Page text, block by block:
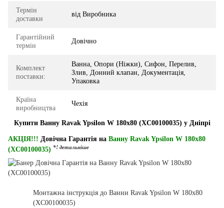
Термін
доставки
від Виробника
Гарантійний
термін
Довічно
Комплект
поставки:
Ванна, Опори (Ніжки), Сифон, Перелив,
Злив, Донний клапан, Документація,
Упаковка
Країна
виробництва
Чехія
Купити Ванну Ravak Ypsilon W 180x80 (XC00100035) у Дніпрі
АКЦІЯ!!! Довічна Гарантія на Ванну Ravak Ypsilon W 180x80
(XC00100035) *! детальніше
Монтажна інструкція до Ванни Ravak Ypsilon W 180x80
(XC00100035)